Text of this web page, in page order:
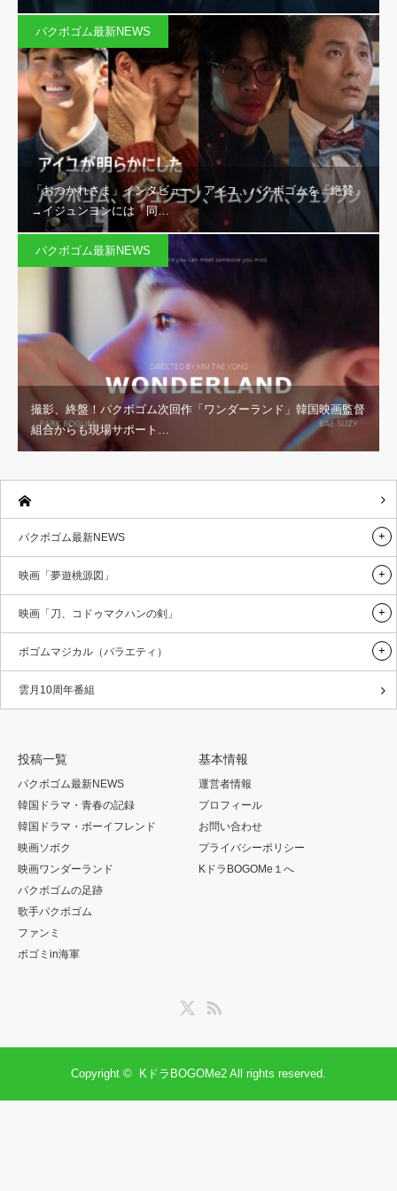
パクボゴム最新NEWS
「おつかれさま」インタビュー｜アイユ、パクボゴムを「絶賛」
→イジュンヨンには「同…
パクボゴム最新NEWS
撮影、終盤！パクボゴム次回作「ワンダーランド」韓国映画監督
組合からも現場サポート…
パクボゴム最新NEWS
映画「夢遊桃源図」
映画「刀、コドゥマクハンの剣」
ボゴムマジカル（バラエティ）
雲月10周年番組
投稿一覧
パクボゴム最新NEWS
韓国ドラマ・青春の記録
韓国ドラマ・ボーイフレンド
映画ソボク
映画ワンダーランド
パクボゴムの足跡
歌手パクボゴム
ファンミ
ボゴミin海軍
基本情報
運営者情報
プロフィール
お問い合わせ
プライバシーポリシー
KドラBOGOMe１へ
Copyright © KドラBOGOMe2 All rights reserved.